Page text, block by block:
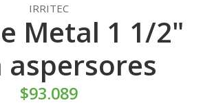
IRRITEC
Metal 1 1/2"
aspersores
$93.089